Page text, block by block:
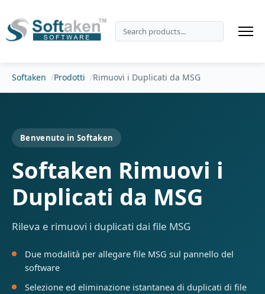
Softaken Prodotti Rimuovi i Duplicati da MSG
Benvenuto in Softaken
Softaken Rimuovi i
Duplicati da MSG
Rileva e rimuovi i duplicati dai file MSG
Due modalità per allegare file MSG sul pannello del
software
Selezione ed eliminazione istantanea di duplicati di file